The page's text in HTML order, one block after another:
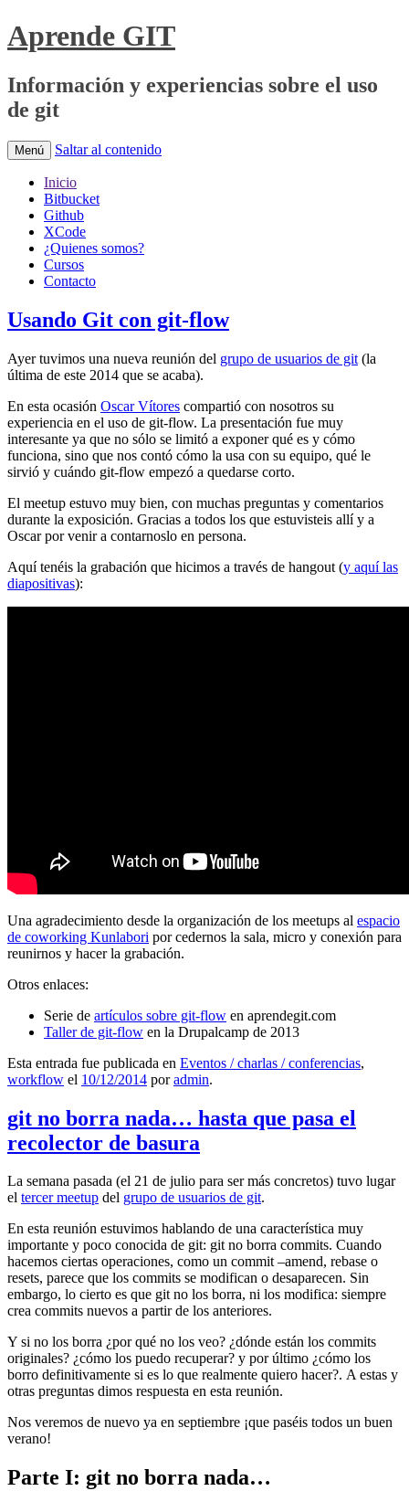
Aprende GIT
Información y experiencias sobre el uso
de git
Menú Saltar al contenido
Inicio
Bitbucket
Github
XCode
¿Quienes somos?
Cursos
Contacto
Usando Git con git-flow
Ayer tuvimos una nueva reunión del grupo de usuarios de git (la
última de este 2014 que se acaba).
En esta ocasión Oscar Vítores compartió con nosotros su
experiencia en el uso de git-flow. La presentación fue muy
interesante ya que no sólo se limitó a exponer qué es y cómo
funciona, sino que nos contó cómo la usa con su equipo, qué le
sirvió y cuándo git-flow empezó a quedarse corto.
El meetup estuvo muy bien, con muchas preguntas y comentarios
durante la exposición. Gracias a todos los que estuvisteis allí y a
Oscar por venir a contarnoslo en persona.
Aquí tenéis la grabación que hicimos a través de hangout (y aquí las
diapositivas):
Una agradecimiento desde la organización de los meetups al espacio
de coworking Kunlabori por cedernos la sala, micro y conexión para
reunirnos y hacer la grabación.
Otros enlaces:
Serie de artículos sobre git-flow en aprendegit.com
Taller de git-flow en la Drupalcamp de 2013
Esta entrada fue publicada en Eventos / charlas / conferencias,
workflow el 10/12/2014 poradmin.
git no borra nada… hasta que pasa el
recolector de basura
La semana pasada (el 21 de julio para ser más concretos) tuvo lugar
el tercer meetup del grupo de usuarios de git.
En esta reunión estuvimos hablando de una característica muy
importante y poco conocida de git: git no borra commits. Cuando
hacemos ciertas operaciones, como un commit –amend, rebase o
resets, parece que los commits se modifican o desaparecen. Sin
embargo, lo cierto es que git no los borra, ni los modifica: siempre
crea commits nuevos a partir de los anteriores.
Y si no los borra ¿por qué no los veo? ¿dónde están los commits
originales? ¿cómo los puedo recuperar? y por último ¿cómo los
borro definitivamente si es lo que realmente quiero hacer?. A estas y
otras preguntas dimos respuesta en esta reunión.
Nos veremos de nuevo ya en septiembre ¡que paséis todos un buen
verano!
Parte I: git no borra nada…